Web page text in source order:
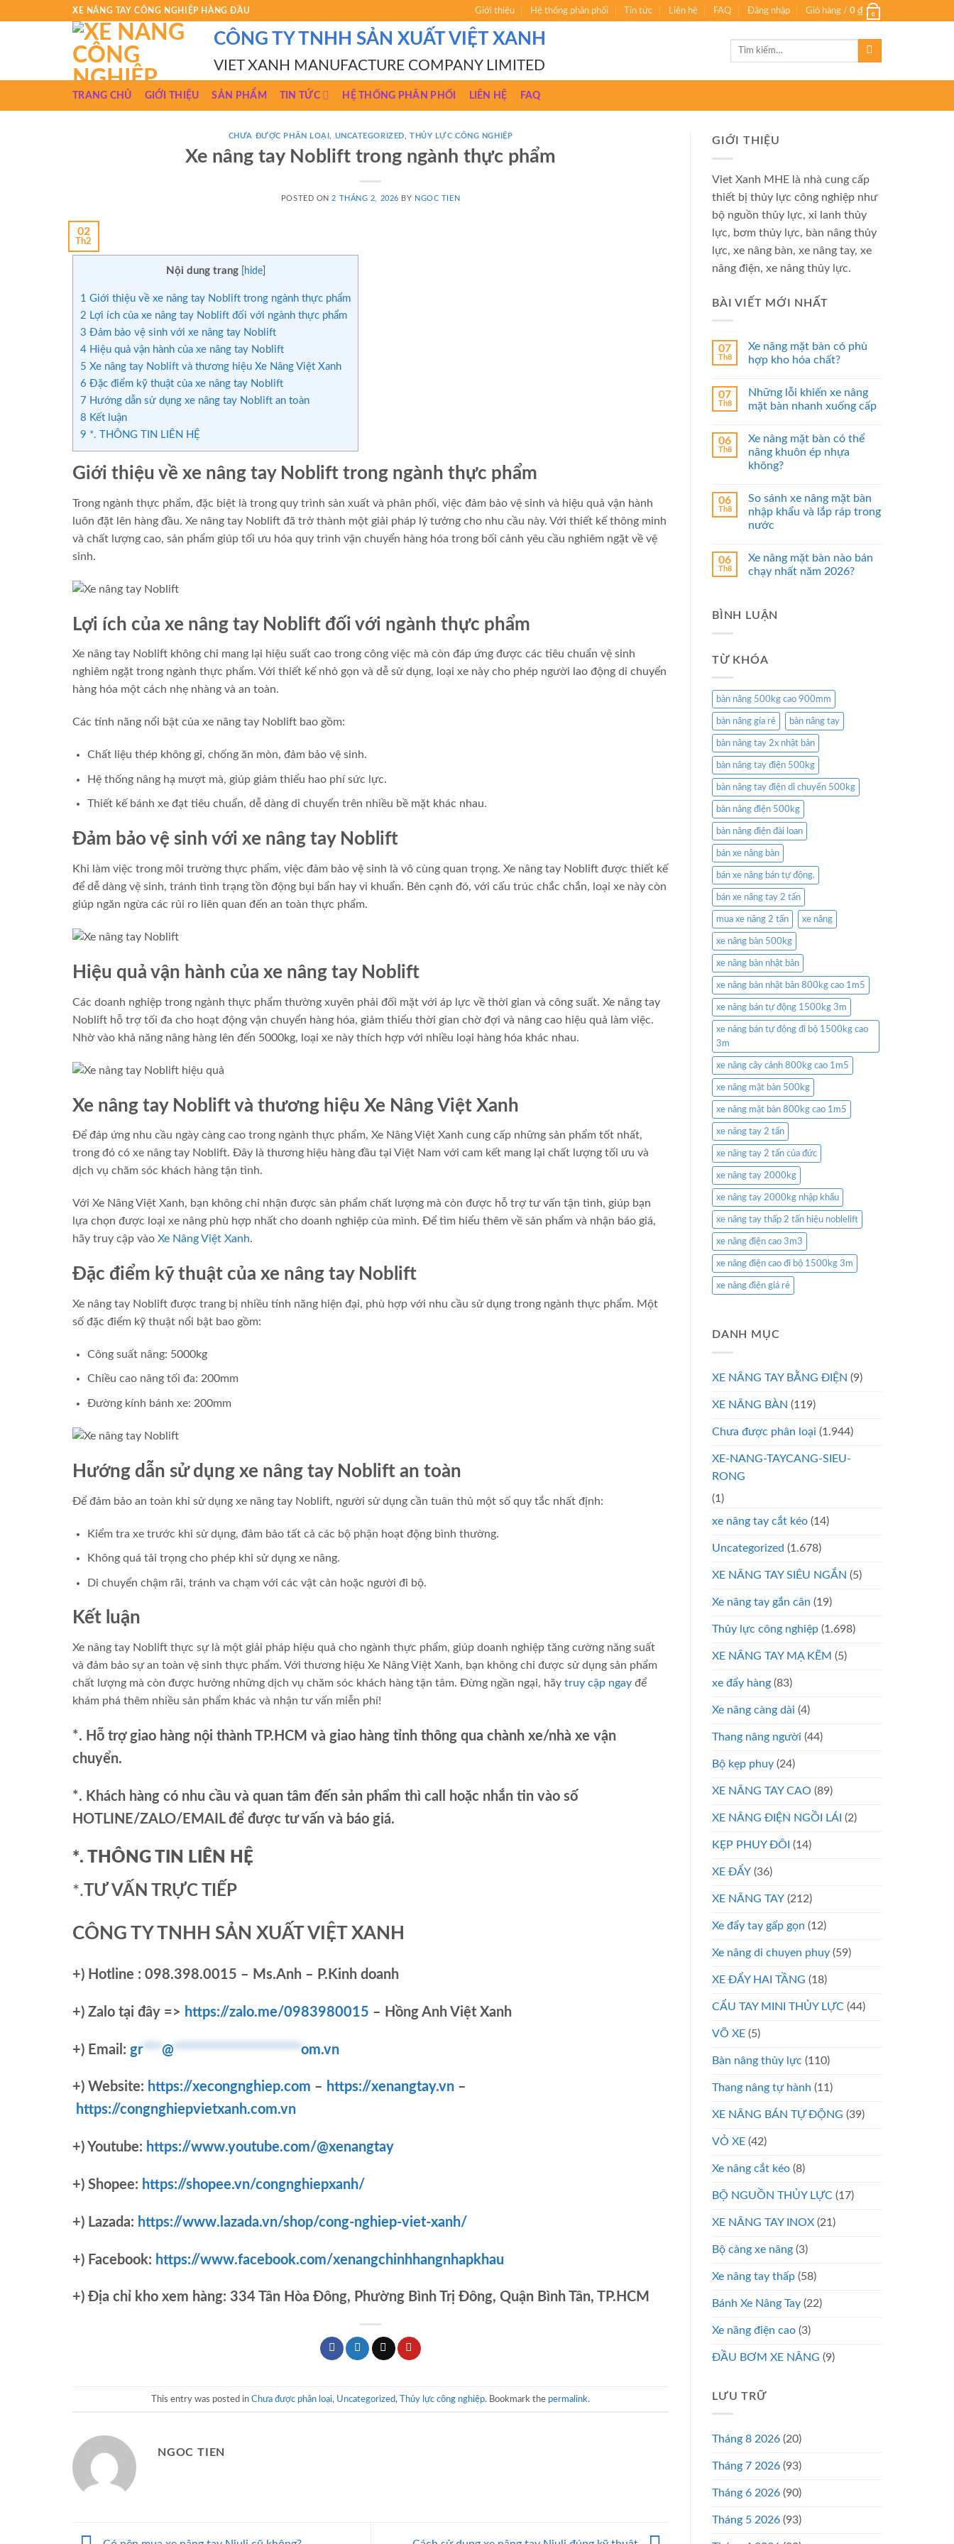
XE NÂNG TAY CÔNG NGHIỆP HÀNG ĐẦU Giới thiệu Hệ thống phân phối Tin tức Liên hệ FAQ Đăng nhập Giỏ hàng / 0 ₫ 0
CÔNG TY TNHH SẢN XUẤT VIỆT XANH
VIET XANH MANUFACTURE COMPANY LIMITED
Tìm
TRANG CHỦ GIỚI THIỆU SẢN PHẨM TIN TỨC HỆ THỐNG PHÂN PHỐI LIÊN HỆ FAQ
CHƯA ĐƯỢC PHÂN LOẠI UNCATEGORIZED THỦY LỰC CÔNG NGHIỆP
Xe nâng tay Noblift trong ngành thực phẩm
POSTED ON 2 THÁNG 2, 2026 BY NGOC TIEN
02
Th2
Nội dung trang hide]
1 Giới thiệu về xe nâng tay Noblift trong ngành thực phẩm
2 Lợi ích của xe nâng tay Noblift đối với ngành thực phẩm
3 Đảm bảo vệ sinh với xe nâng tay Noblift
4 Hiệu quả vận hành của xe nâng tay Noblift
5 Xe nâng tay Noblift và thương hiệu Xe Nâng Việt Xanh
6 Đặc điểm kỹ thuật của xe nâng tay Noblift
7 Hướng dẫn sử dụng xe nâng tay Noblift an toàn
8 Kết luận
9 *. THÔNG TIN LIÊN HỆ
Giới thiệu về xe nâng tay Noblift trong ngành thực phẩm
Trong ngành thực phẩm, đặc biệt là trong quy trình sản xuất và phân phối, việc đảm bảo vệ sinh và hiệu quả vận hành
luôn đặt lên hàng đầu. Xe nâng tay Noblift đã trở thành một giải pháp lý tưởng cho nhu cầu này. Với thiết kế thông minh
và chất lượng cao, sản phẩm giúp tối ưu hóa quy trình vận chuyển hàng hóa trong bối cảnh yêu cầu nghiêm ngặt về vệ
sinh.
Lợi ích của xe nâng tay Noblift đối với ngành thực phẩm
Xe nâng tay Noblift không chỉ mang lại hiệu suất cao trong công việc mà còn đáp ứng được các tiêu chuẩn vệ sinh
nghiêm ngặt trong ngành thực phẩm. Với thiết kế nhỏ gọn và dễ sử dụng, loại xe này cho phép người lao động di chuyển
hàng hóa một cách nhẹ nhàng và an toàn.
Các tính năng nổi bật của xe nâng tay Noblift bao gồm:
Chất liệu thép không gỉ, chống ăn mòn, đảm bảo vệ sinh.
Hệ thống nâng hạ mượt mà, giúp giảm thiểu hao phí sức lực.
Thiết kế bánh xe đạt tiêu chuẩn, dễ dàng di chuyển trên nhiều bề mặt khác nhau.
Đảm bảo vệ sinh với xe nâng tay Noblift
Khi làm việc trong môi trường thực phẩm, việc đảm bảo vệ sinh là vô cùng quan trọng. Xe nâng tay Noblift được thiết kế
để dễ dàng vệ sinh, tránh tình trạng tồn động bụi bẩn hay vi khuẩn. Bên cạnh đó, với cấu trúc chắc chắn, loại xe này còn
giúp ngăn ngừa các rủi ro liên quan đến an toàn thực phẩm.
Hiệu quả vận hành của xe nâng tay Noblift
Các doanh nghiệp trong ngành thực phẩm thường xuyên phải đối mặt với áp lực về thời gian và công suất. Xe nâng tay
Noblift hỗ trợ tối đa cho hoạt động vận chuyển hàng hóa, giảm thiểu thời gian chờ đợi và nâng cao hiệu quả làm việc.
Nhờ vào khả năng nâng hàng lên đến 5000kg, loại xe này thích hợp với nhiều loại hàng hóa khác nhau.
Xe nâng tay Noblift và thương hiệu Xe Nâng Việt Xanh
Để đáp ứng nhu cầu ngày càng cao trong ngành thực phẩm, Xe Nâng Việt Xanh cung cấp những sản phẩm tốt nhất,
trong đó có xe nâng tay Noblift. Đây là thương hiệu hàng đầu tại Việt Nam với cam kết mang lại chất lượng tối ưu và
dịch vụ chăm sóc khách hàng tận tình.
Với Xe Nâng Việt Xanh, bạn không chỉ nhận được sản phẩm chất lượng mà còn được hỗ trợ tư vấn tận tình, giúp bạn
lựa chọn được loại xe nâng phù hợp nhất cho doanh nghiệp của mình. Để tìm hiểu thêm về sản phẩm và nhận báo giá,
hãy truy cập vào Xe Nâng Việt Xanh.
Đặc điểm kỹ thuật của xe nâng tay Noblift
Xe nâng tay Noblift được trang bị nhiều tính năng hiện đại, phù hợp với nhu cầu sử dụng trong ngành thực phẩm. Một
số đặc điểm kỹ thuật nổi bật bao gồm:
Công suất nâng: 5000kg
Chiều cao nâng tối đa: 200mm
Đường kính bánh xe: 200mm
Hướng dẫn sử dụng xe nâng tay Noblift an toàn
Để đảm bảo an toàn khi sử dụng xe nâng tay Noblift, người sử dụng cần tuân thủ một số quy tắc nhất định:
Kiểm tra xe trước khi sử dụng, đảm bảo tất cả các bộ phận hoạt động bình thường.
Không quá tải trọng cho phép khi sử dụng xe nâng.
Di chuyển chậm rãi, tránh va chạm với các vật cản hoặc người đi bộ.
Kết luận
Xe nâng tay Noblift thực sự là một giải pháp hiệu quả cho ngành thực phẩm, giúp doanh nghiệp tăng cường năng suất
và đảm bảo sự an toàn vệ sinh thực phẩm. Với thương hiệu Xe Nâng Việt Xanh, bạn không chỉ được sử dụng sản phẩm
chất lượng mà còn được hưởng những dịch vụ chăm sóc khách hàng tận tâm. Đừng ngần ngại, hãy truy cập ngay để
khám phá thêm nhiều sản phẩm khác và nhận tư vấn miễn phí!
*. Hỗ trợ giao hàng nội thành TP.HCM và giao hàng tỉnh thông qua chành xe/nhà xe vận
chuyển.
*. Khách hàng có nhu cầu và quan tâm đến sản phẩm thì call hoặc nhắn tin vào số
HOTLINE/ZALO/EMAIL để được tư vấn và báo giá.
*. THÔNG TIN LIÊN HỆ
*. TƯ VẤN TRỰC TIẾP
CÔNG TY TNHH SẢN XUẤT VIỆT XANH
+) Hotline : 098.398.0015 – Ms.Anh – P.Kinh doanh
+) Zalo tại đây => https://zalo.me/0983980015 – Hồng Anh Việt Xanh
+) Email: gr***@********************om.vn
+) Website: https://xecongnghiep.com – https://xenangtay.vn –
https://congnghiepvietxanh.com.vn
+) Youtube: https://www.youtube.com/@xenangtay
+) Shopee: https://shopee.vn/congnghiepxanh/
+) Lazada: https://www.lazada.vn/shop/cong-nghiep-viet-xanh/
+) Facebook: https://www.facebook.com/xenangchinhhangnhapkhau
+) Địa chỉ kho xem hàng: 334 Tân Hòa Đông, Phường Bình Trị Đông, Quận Bình Tân, TP.HCM
This entry was posted in Chưa được phân loại, Uncategorized, Thủy lực công nghiệp. Bookmark the permalink.
NGOC TIEN
GIỚI THIỆU
Viet Xanh MHE là nhà cung cấp
thiết bị thủy lực công nghiệp như
bộ nguồn thủy lực, xi lanh thủy
lực, bơm thủy lực, bàn nâng thủy
lực, xe nâng bàn, xe nâng tay, xe
nâng điện, xe nâng thủy lực.
BÀI VIẾT MỚI NHẤT
07
Th8
Xe nâng mặt bàn có phù
hợp kho hóa chất?
07
Th8
Những lỗi khiến xe nâng
mặt bàn nhanh xuống cấp
06
Th8
Xe nâng mặt bàn có thể
nâng khuôn ép nhựa
không?
06
Th8
So sánh xe nâng mặt bàn
nhập khẩu và lắp ráp trong
nước
06
Th8
Xe nâng mặt bàn nào bán
chạy nhất năm 2026?
BÌNH LUẬN
TỪ KHÓA
bàn nâng 500kg cao 900mm
bàn nâng gía rẻ bàn nâng tay
bàn nâng tay 2x nhật bản
bàn nâng tay điện 500kg
bàn nâng tay điện di chuyển 500kg
bàn nâng điện 500kg
bàn nâng điện đài loan
bán xe nâng bàn
bán xe nâng bán tự động.
bán xe nâng tay 2 tấn
mua xe nâng 2 tấn xe nâng
xe nâng bàn 500kg
xe nâng bàn nhật bản
xe nâng bàn nhật bản 800kg cao 1m5
xe nâng bán tự động 1500kg 3m
xe nâng bán tự động đi bộ 1500kg cao
3m
xe nâng cây cảnh 800kg cao 1m5
xe nâng mặt bàn 500kg
xe nâng mặt bàn 800kg cao 1m5
xe nâng tay 2 tấn
xe nâng tay 2 tấn của đức
xe nâng tay 2000kg
xe nâng tay 2000kg nhập khẩu
xe nâng tay thấp 2 tấn hiệu noblelift
xe nâng điện cao 3m3
xe nâng điện cao đi bộ 1500kg 3m
xe nâng điện giá rẻ
DANH MỤC
XE NÂNG TAY BẰNG ĐIỆN (9)
XE NÂNG BÀN (119)
Chưa được phân loại (1.944)
XE-NANG-TAYCANG-SIEU-
RONG
(1)
xe nâng tay cắt kéo (14)
Uncategorized (1.678)
XE NÂNG TAY SIÊU NGẮN (5)
Xe nâng tay gắn cân (19)
Thủy lực công nghiệp (1.698)
XE NÂNG TAY MẠ KẼM (5)
xe đẩy hàng (83)
Xe nâng càng dài (4)
Thang nâng người (44)
Bộ kẹp phuy (24)
XE NÂNG TAY CAO (89)
XE NÂNG ĐIỆN NGỒI LÁI (2)
KẸP PHUY ĐÔI (14)
XE ĐẨY (36)
XE NÂNG TAY (212)
Xe đẩy tay gấp gọn (12)
Xe nâng di chuyen phuy (59)
XE ĐẨY HAI TẦNG (18)
CẨU TAY MINI THỦY LỰC (44)
VÕ XE (5)
Bàn nâng thủy lực (110)
Thang nâng tự hành (11)
XE NÂNG BÁN TỰ ĐỘNG (39)
VỎ XE (42)
Xe nâng cắt kéo (8)
BỘ NGUỒN THỦY LỰC (17)
XE NÂNG TAY INOX (21)
Bộ càng xe nâng (3)
Xe nâng tay thấp (58)
Bánh Xe Nâng Tay (22)
Xe nâng điện cao (3)
ĐẦU BƠM XE NÂNG (9)
LƯU TRỮ
Tháng 8 2026 (20)
Tháng 7 2026 (93)
Tháng 6 2026 (90)
Tháng 5 2026 (93)